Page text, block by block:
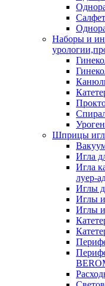
Наборы и
Шприцы
Игла
Игла
луер-
Иглы
Иглы
Иглы